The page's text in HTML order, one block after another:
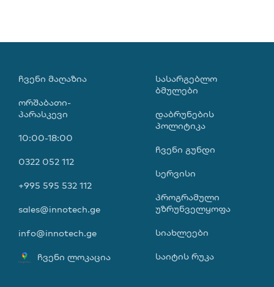
ᲩᲕᲔᲜᲘ ᲛᲐᲦᲐᲖᲘᲐ
ორშაბათი-
პარასკევი
10:00-18:00
0322 052 112
+995 595 532 112
sales@innotech.ge
info@innotech.ge
ჩვენი ლოკაცია
ᲡᲐᲡᲐᲠᲒᲔᲑᲚᲝ
ᲑᲛᲣᲚᲔᲑᲘ
დაბრუნების
პოლიტიკა
ჩვენი გუნდი
სერვისი
პროგრამული
უზრუნველყოფა
სიახლეები
საიტის რუკა